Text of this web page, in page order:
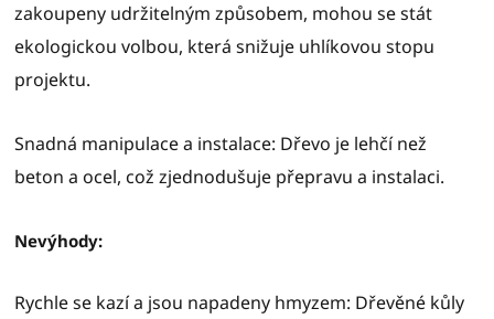
zakoupeny udržitelným způsobem, mohou se stát
ekologickou volbou, která snižuje uhlíkovou stopu
projektu.
Snadná manipulace a instalace: Dřevo je lehčí než
beton a ocel, což zjednodušuje přepravu a instalaci.
Nevýhody:
Rychle se kazí a jsou napadeny hmyzem: Dřevěné kůly